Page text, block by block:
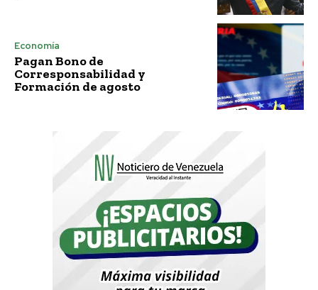
Economía
Pagan Bono de
Corresponsabilidad y
Formación de agosto